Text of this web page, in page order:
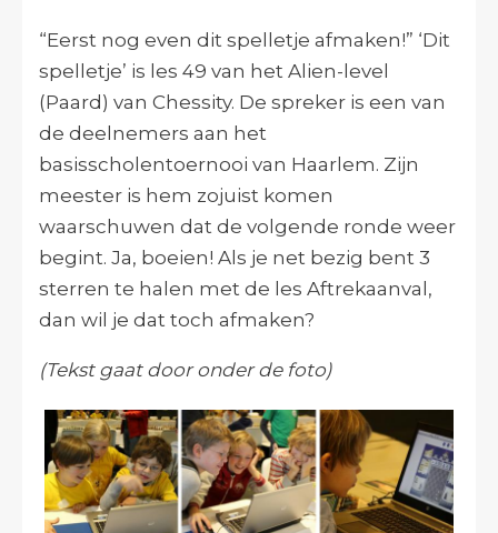
“Eerst nog even dit spelletje afmaken!” ‘Dit
spelletje’ is les 49 van het Alien-level
(Paard) van Chessity. De spreker is een van
de deelnemers aan het
basisscholentoernooi van Haarlem. Zijn
meester is hem zojuist komen
waarschuwen dat de volgende ronde weer
begint. Ja, boeien! Als je net bezig bent 3
sterren te halen met de les Aftrekaanval,
dan wil je dat toch afmaken?
(Tekst gaat door onder de foto)